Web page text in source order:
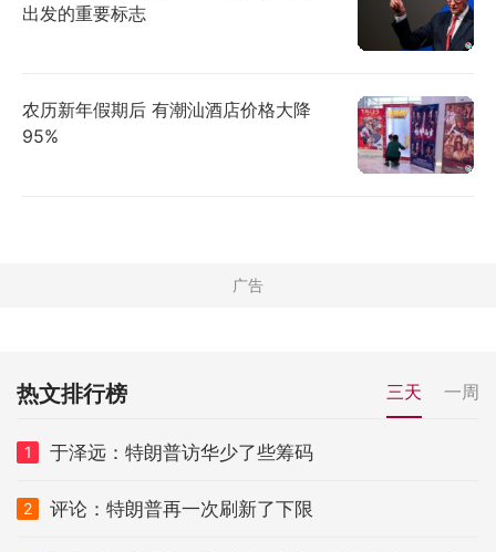
出发的重要标志
农历新年假期后 有潮汕酒店价格大降
95%
热文排行榜 三天 一周
1 于泽远：特朗普访华少了些筹码
2 评论：特朗普再一次刷新了下限